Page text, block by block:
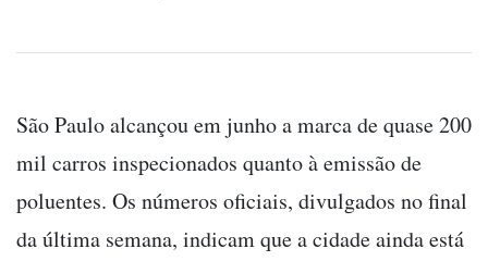
São Paulo alcançou em junho a marca de quase 200
mil carros inspecionados quanto à emissão de
poluentes. Os números oficiais, divulgados no final
da última semana, indicam que a cidade ainda está